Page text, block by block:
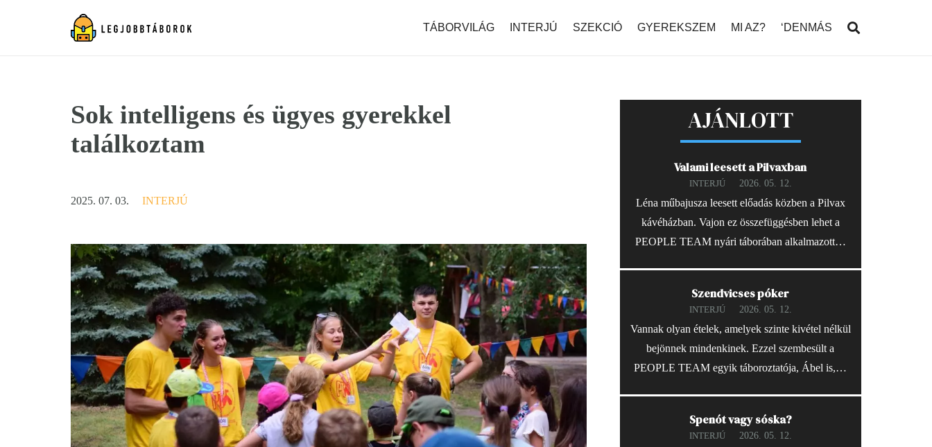
TÁBORVILÁG INTERJÚ SZEKCIÓ GYEREKSZEM MI AZ? ‘DENMÁS
Sok intelligens és ügyes gyerekkel
találkoztam
2025. 07. 03. INTERJÚ
AJÁNLOTT
Valami leesett a Pilvaxban
INTERJÚ 2026. 05. 12.
Léna műbajusza leesett előadás közben a Pilvax
kávéházban. Vajon ez összefüggésben lehet a
PEOPLE TEAM nyári táborában alkalmazott…
Szendvicses póker
INTERJÚ 2026. 05. 12.
Vannak olyan ételek, amelyek szinte kivétel nélkül
bejönnek mindenkinek. Ezzel szembesült a
PEOPLE TEAM egyik táboroztatója, Ábel is,…
Spenót vagy sóska?
INTERJÚ 2026. 05. 12.